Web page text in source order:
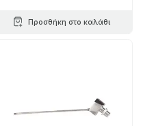
Προσθήκη στο καλάθι